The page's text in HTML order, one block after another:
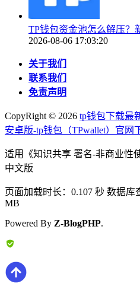
TP钱包资金池怎么解压？
2026-08-06 17:03:20
关于我们
联系我们
免责声明
CopyRight © 2026 tp钱包下载最
安卓版-tp钱包（TPwallet）官网
适用《知识共享 署名-非商业性
中文版
页面加载时长：0.107 秒 数据库
MB
Powered By Z-BlogPHP.